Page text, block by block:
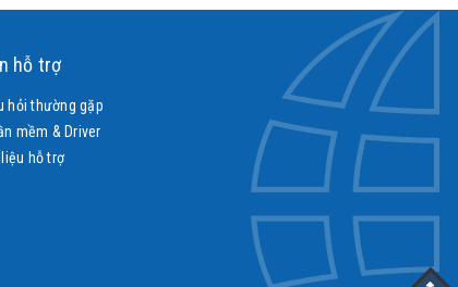
hỗ trợ
hỏi thường gặp
mềm & Driver
hỗ trợ